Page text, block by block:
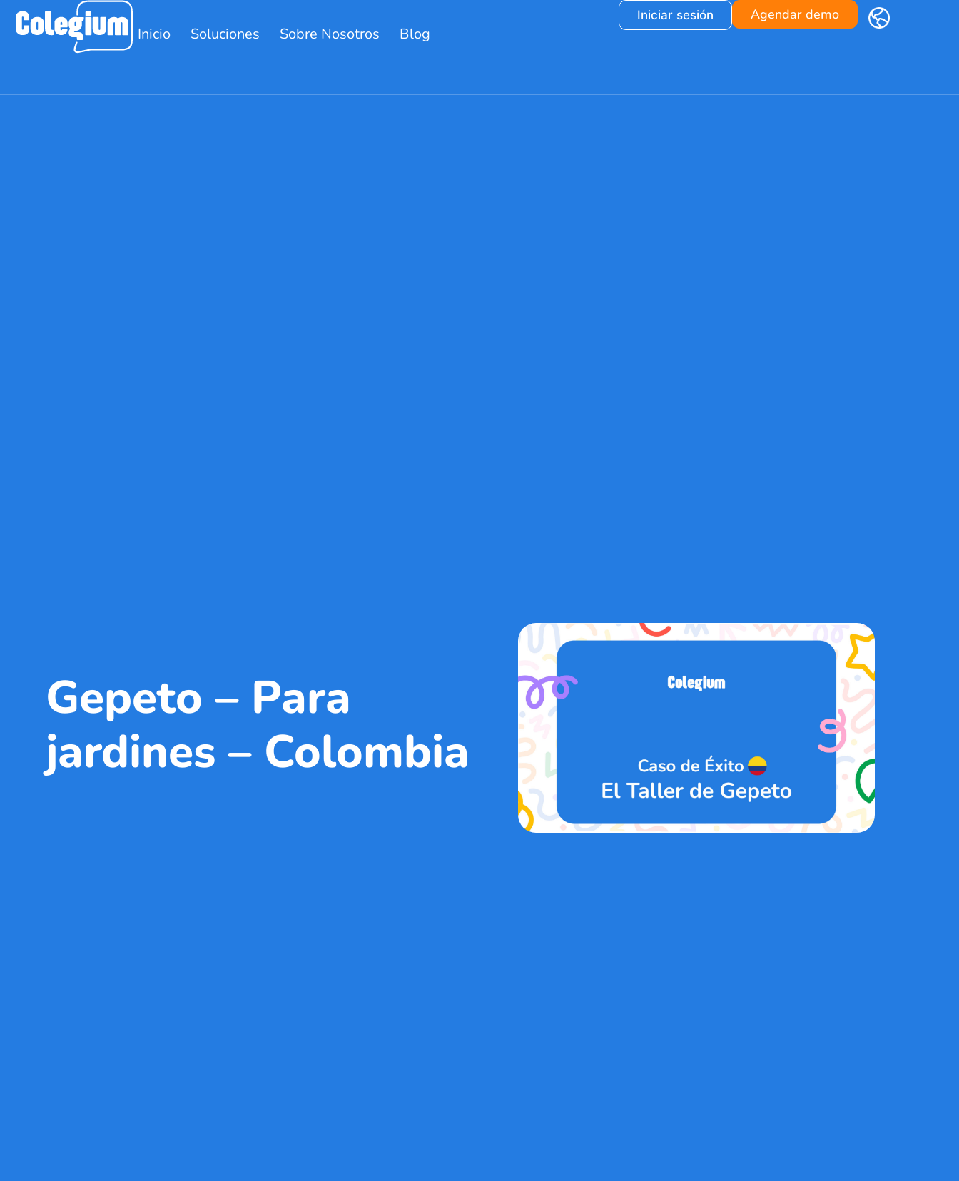
Inicio Soluciones Sobre Nosotros Blog
Iniciar sesión Agendar demo
Gepeto – Para
jardines – Colombia